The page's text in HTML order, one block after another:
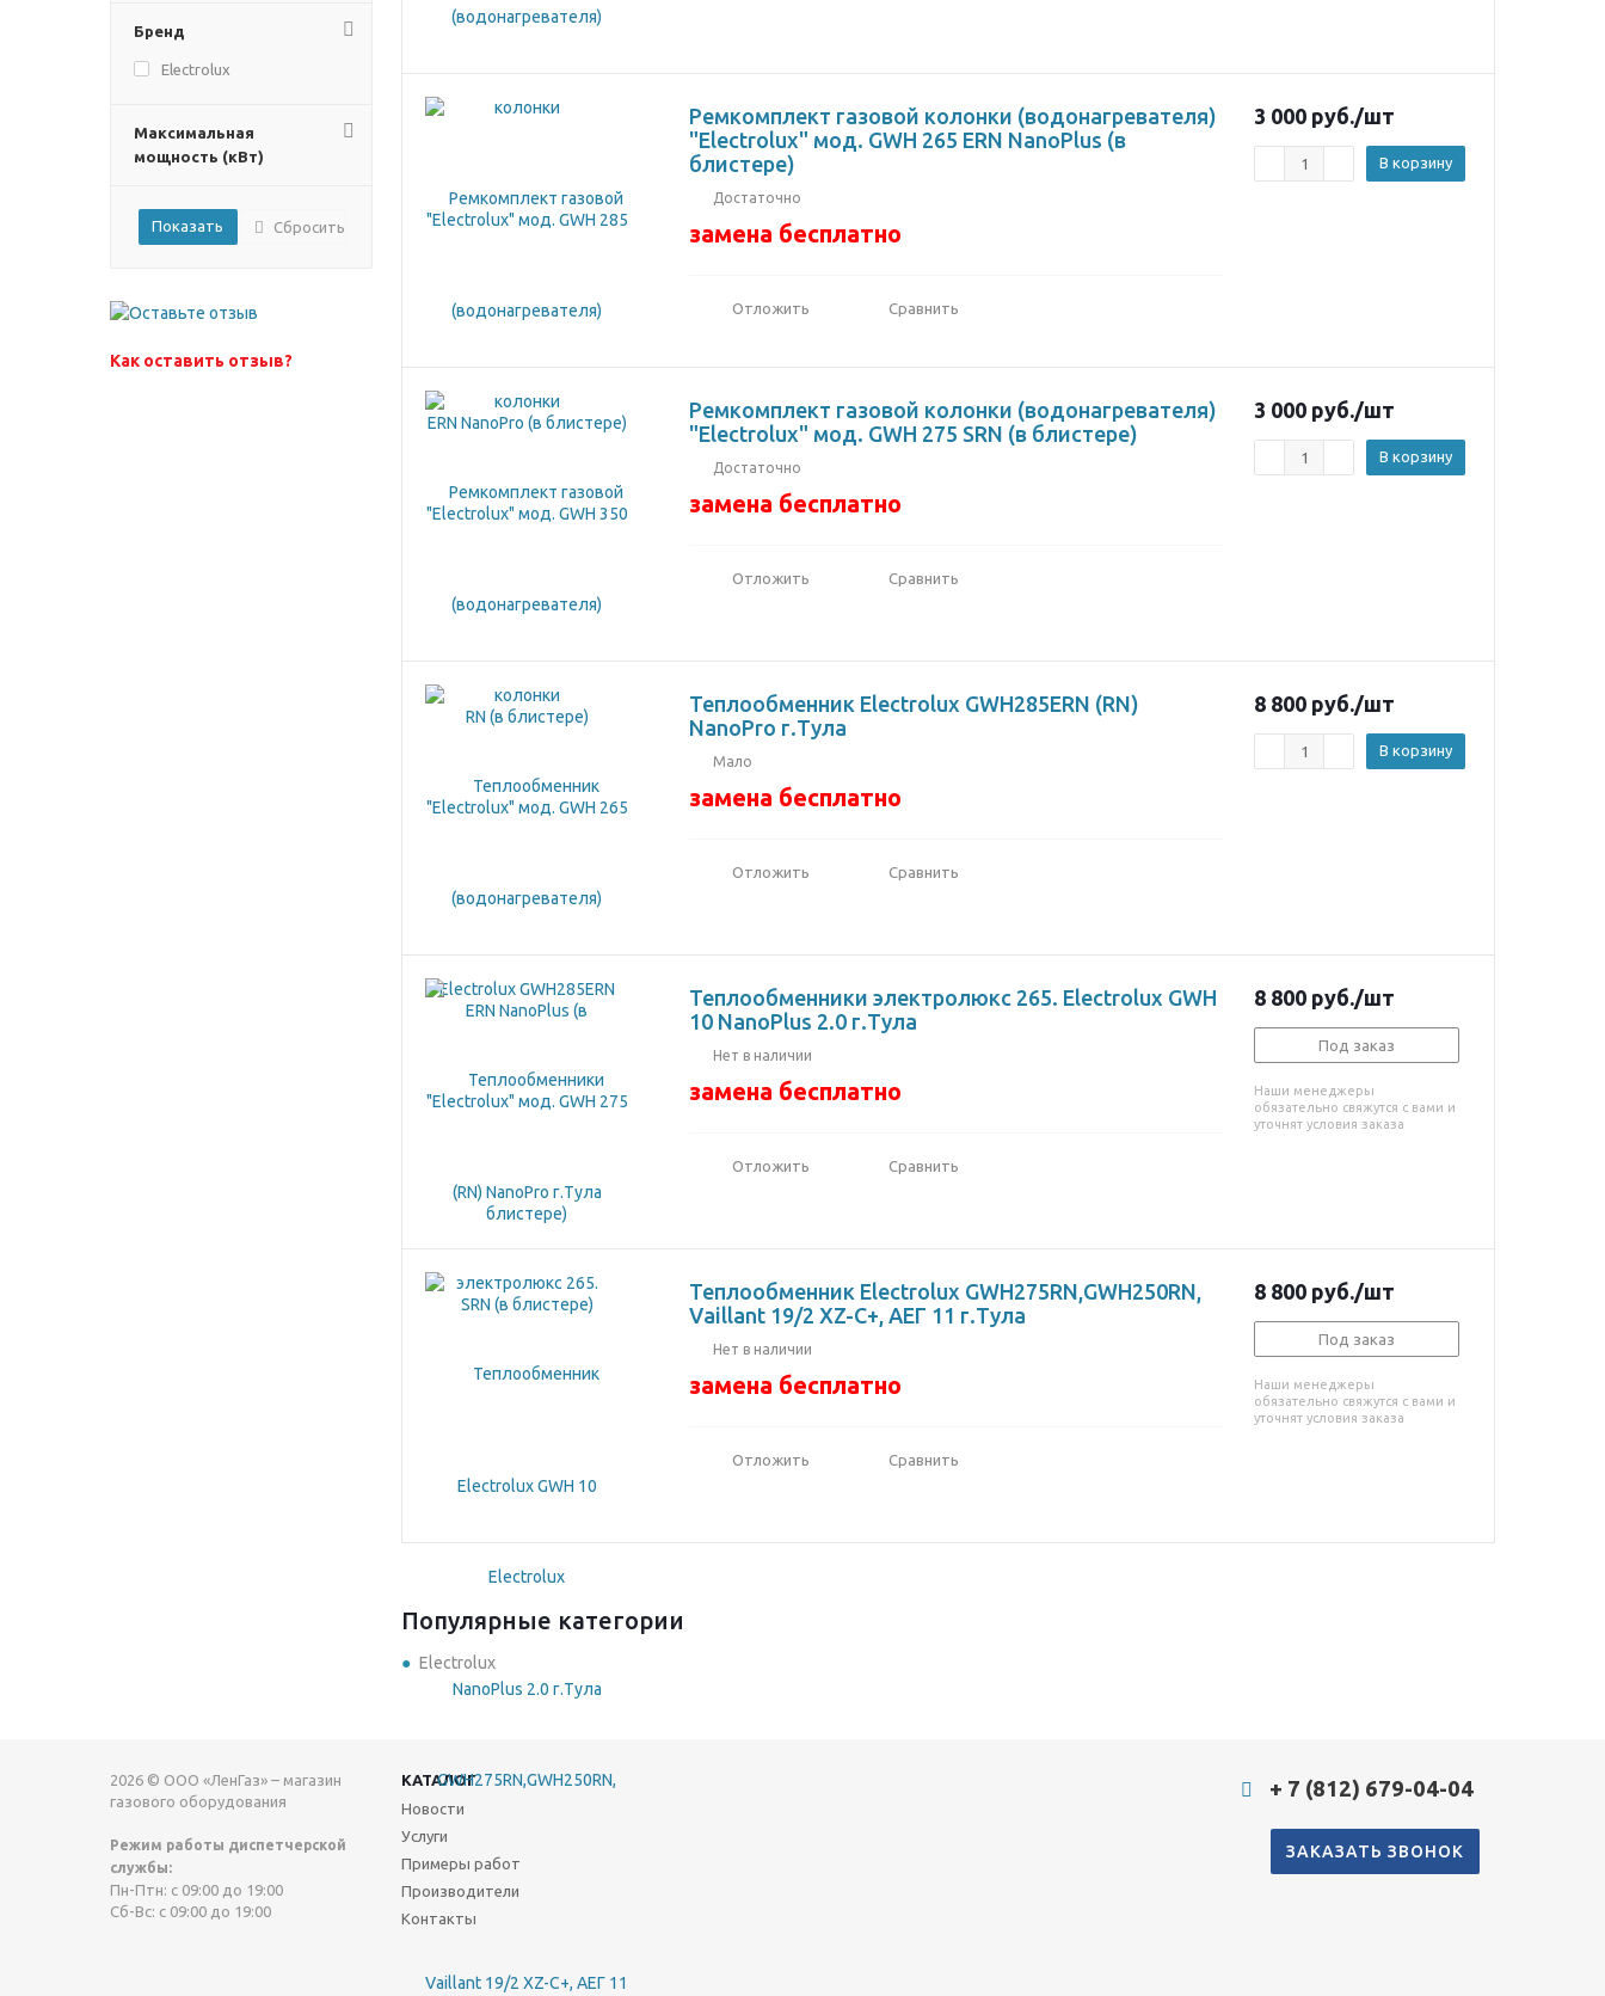
Бренд
Electrolux
Максимальная
мощность (кВт)
Сбросить
Как оставить отзыв?
Ремкомплект газовой колонки (водонагревателя)
"Electrolux" мод. GWH 265 ERN NanoPlus (в
блистере)
Достаточно
замена бесплатно
Отложить Сравнить
3 000 руб./шт
В корзину
Ремкомплект газовой колонки (водонагревателя)
"Electrolux" мод. GWH 275 SRN (в блистере)
Достаточно
замена бесплатно
Отложить Сравнить
3 000 руб./шт
В корзину
Теплообменник Electrolux GWH285ERN (RN)
NanoPro г.Тула
Мало
замена бесплатно
Отложить Сравнить
8 800 руб./шт
В корзину
Теплообменники электролюкс 265. Electrolux GWH
10 NanoPlus 2.0 г.Тула
Нет в наличии
замена бесплатно
Отложить Сравнить
8 800 руб./шт
Под заказ
Наши менеджеры
обязательно свяжутся с вами и
уточнят условия заказа
Теплообменник Electrolux GWH275RN,GWH250RN,
Vaillant 19/2 XZ-C+, АЕГ 11 г.Тула
Нет в наличии
замена бесплатно
Отложить Сравнить
8 800 руб./шт
Под заказ
Наши менеджеры
обязательно свяжутся с вами и
уточнят условия заказа
Популярные категории
Electrolux
2026 © ООО «ЛенГаз» – магазин
газового оборудования
Режим работы диспетчерской
службы:
Пн-Птн: с 09:00 до 19:00
Сб-Вс: с 09:00 до 19:00
КАТАЛОГ
Новости
Услуги
Примеры работ
Производители
Контакты
+ 7 (812) 679-04-04
ЗАКАЗАТЬ ЗВОНОК